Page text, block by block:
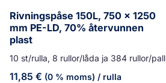
Rivningspåse 150L, 750 x 1250
mm PE-LD, 70% återvunnen
plast
10 st/rulla, 8 rullor/låda ja 384 rullor/pall
11,85 € (0 % moms) / rulla